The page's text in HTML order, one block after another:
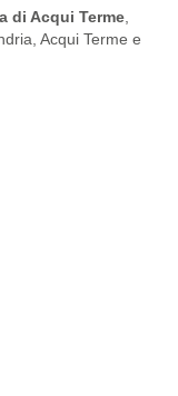
di Acqui Terme
Acqui Terme e